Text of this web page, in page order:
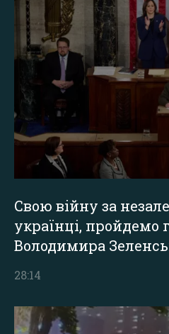
Свою війну за
українці, пройдемо
Володимира
28:14